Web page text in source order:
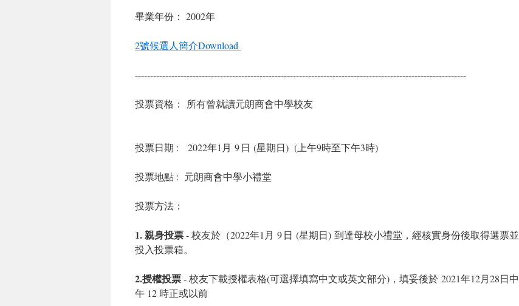
畢業年份： 2002年
2號候選人簡介Download
-------------------------------------------------------------------------------------------------------------
投票資格： 所有曾就讀元朗商會中學校友
投票日期 : 2022年1月 9 日 (星期日) (上午9時至下午3時)
投票地點 : 元朗商會中學小禮堂
投票方法：
1. 親身投票- 校友於（2022年1月 9 日 (星期日) 到達母校小禮堂，經核實身份後取得選票並
投入投票箱。
2.授權投票- 校友下載授權表格(可選擇填寫中文或英文部分)，填妥後於 2021年12月28日中
午 12 時正或以前